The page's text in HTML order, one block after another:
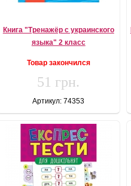
Книга "Тренажёр с украинского
языка" 2 класс
Товар закончился
51 грн.
Артикул: 74353